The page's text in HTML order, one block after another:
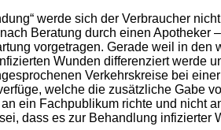
werde sich der Verbraucher
Beratung durch einen
vorgetragen. Gerade weil in
Wunden differenziert
Verkehrskreise bei
welche die zusätzliche Gabe
ein Fachpublikum richte und nicht
dass es zur Behandlung